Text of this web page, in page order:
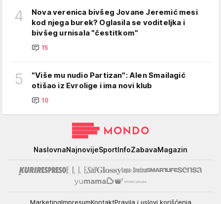
4
Nova verenica bivšeg Jovane Jeremić mesi
kod njega burek? Oglasila se voditeljka i
bivšeg urnisala "čestitkom"
15
5
"Više mu nudio Partizan": Alen Smailagić
otišao iz Evrolige i ima novi klub
10
NaslovnaNajnovijeSportInfoZabavaMagazin
MarketingImpresumKontaktPravila i uslovi korišćenja